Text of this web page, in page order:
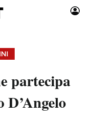
partecipa
D’Angelo